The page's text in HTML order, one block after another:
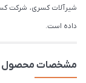
داده است.
مشخصات محصول